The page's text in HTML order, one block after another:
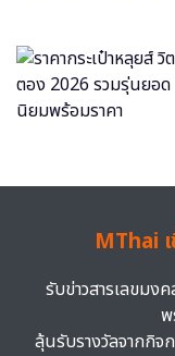
MThai
รับข่าวสารเลขมง
พ
ลุ้นรับรางวัลจากกิจ